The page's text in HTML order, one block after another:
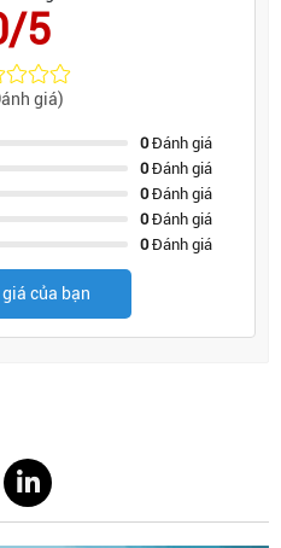
5
giá)
0Đánh giá
0Đánh giá
0Đánh giá
0Đánh giá
0Đánh giá
của bạn